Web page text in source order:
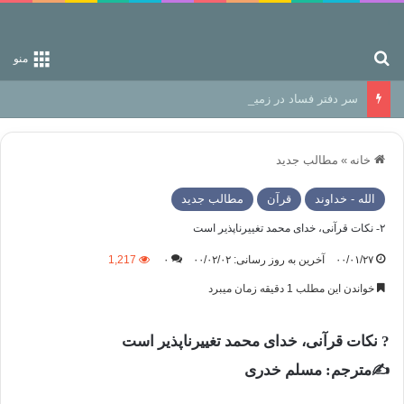
منو
سر دفتر فساد در زمین‌، دوری وکناره‌گیری از راه خداست‌!
خانه » مطالب جدید
الله - خداوند قرآن مطالب جدید
۲- نکات قرآنی، خدای محمد تغییرناپذیر است
۰۰/۰۱/۲۷ آخرین به روز رسانی: ۰۰/۰۲/۰۲ ۰ 1,217
خواندن این مطلب 1 دقیقه زمان میبرد
? نکات قرآنی، خدای محمد تغییرناپذیر است
✍️مترجم: مسلم خدری